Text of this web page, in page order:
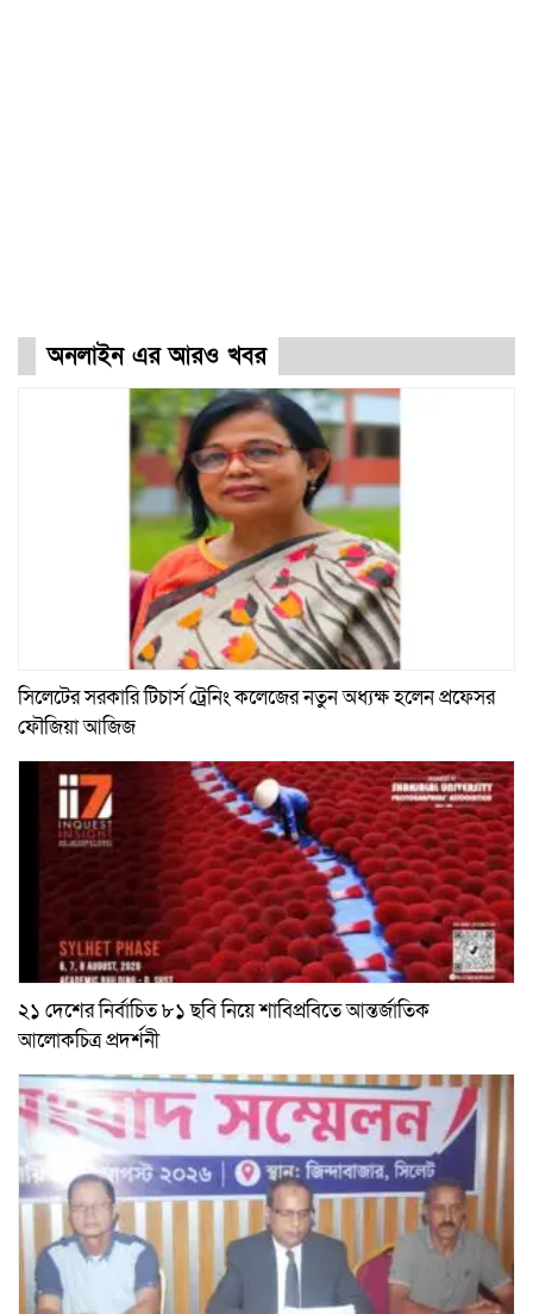
অনলাইন এর আরও খবর
সিলেটের সরকারি টিচার্স ট্রেনিং কলেজের নতুন অধ্যক্ষ হলেন প্রফেসর
ফৌজিয়া আজিজ
২১ দেশের নির্বাচিত ৮১ ছবি নিয়ে শাবিপ্রবিতে আন্তর্জাতিক
আলোকচিত্র প্রদর্শনী